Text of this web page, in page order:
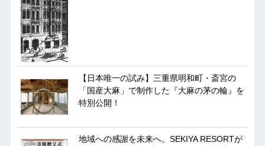
【日本唯一の試み】三重県明和町・斎宮の
「国産大麻」で制作した『大麻の茅の輪』を
特別公開！
地域への感謝を未来へ。SEKIYA RESORTが